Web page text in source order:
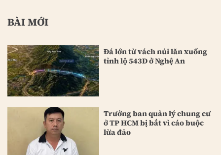
BÀI MỚI
Đá lớn từ vách núi lăn xuống
tỉnh lộ 543D ở Nghệ An
Trưởng ban quản lý chung cư
ở TP HCM bị bắt vì cáo buộc
lừa đảo